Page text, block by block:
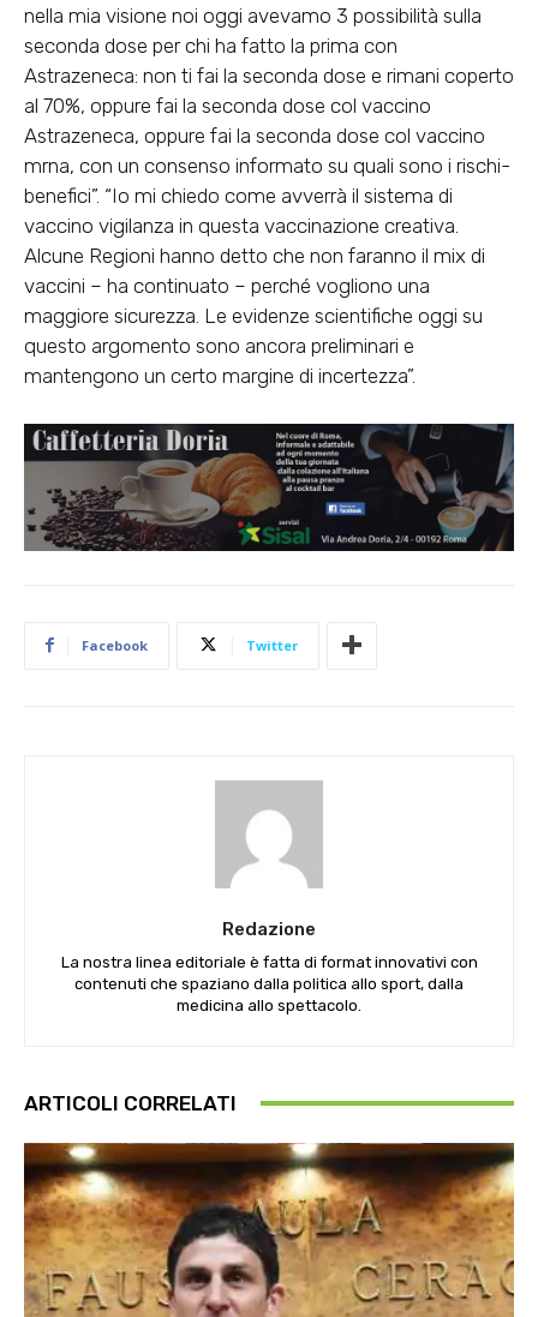
nella mia visione noi oggi avevamo 3 possibilità sulla
seconda dose per chi ha fatto la prima con
Astrazeneca: non ti fai la seconda dose e rimani coperto
al 70%, oppure fai la seconda dose col vaccino
Astrazeneca, oppure fai la seconda dose col vaccino
mrna, con un consenso informato su quali sono i rischi-
benefici”. “Io mi chiedo come avverrà il sistema di
vaccino vigilanza in questa vaccinazione creativa.
Alcune Regioni hanno detto che non faranno il mix di
vaccini – ha continuato – perché vogliono una
maggiore sicurezza. Le evidenze scientifiche oggi su
questo argomento sono ancora preliminari e
mantengono un certo margine di incertezza”.
Facebook Twitter
Redazione
La nostra linea editoriale è fatta di format innovativi con
contenuti che spaziano dalla politica allo sport, dalla
medicina allo spettacolo.
ARTICOLI CORRELATI